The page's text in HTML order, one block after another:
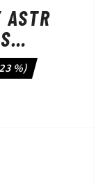
ASTR
%)